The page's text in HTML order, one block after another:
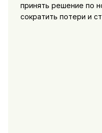
принять решение по
сократить потери и